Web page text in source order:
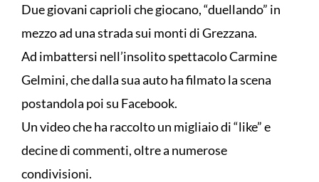
Due giovani caprioli che giocano, “duellando” in
mezzo ad una strada sui monti di Grezzana.
Ad imbattersi nell’insolito spettacolo Carmine
Gelmini, che dalla sua auto ha filmato la scena
postandola poi su Facebook.
Un video che ha raccolto un migliaio di “like” e
decine di commenti, oltre a numerose
condivisioni.